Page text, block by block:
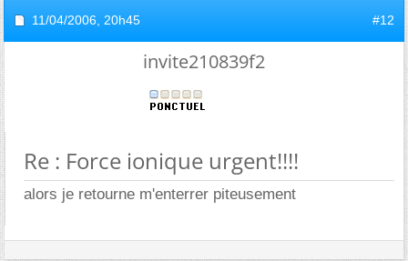
11/04/2006, 20h45 #12
invite210839f2
Re : Force ionique urgent!!!!
alors je retourne m'enterrer piteusement